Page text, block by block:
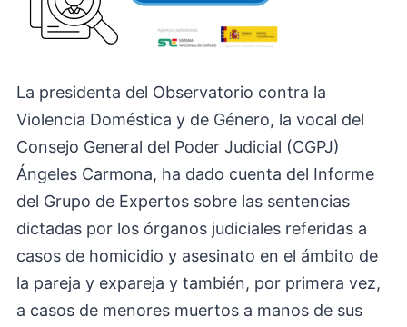
La presidenta del Observatorio contra la
Violencia Doméstica y de Género, la vocal del
Consejo General del Poder Judicial (CGPJ)
Ángeles Carmona, ha dado cuenta del Informe
del Grupo de Expertos sobre las sentencias
dictadas por los órganos judiciales referidas a
casos de homicidio y asesinato en el ámbito de
la pareja y expareja y también, por primera vez,
a casos de menores muertos a manos de sus